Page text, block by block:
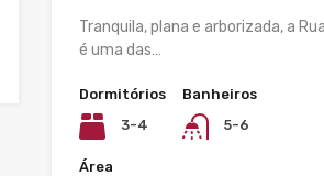
Tranquila, plana e arborizada, a
é uma das…
Dormitórios
3-4
Banheiros
5-6
Área